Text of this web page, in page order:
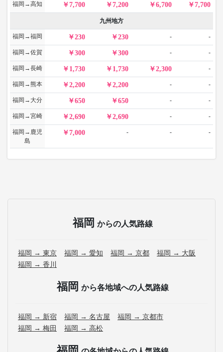
福岡→高知 7,700 7,200 6,700 7,700
九州地方
福岡→福岡 230 230 - -
福岡→佐賀 300 300 - -
福岡→長崎 1,730 1,730 2,300 -
福岡→熊本 2,200 2,200 - -
福岡→大分 650 650 - -
福岡→宮崎 2,690 2,690 - -
福岡→鹿児
島
7,000 - - -
福岡 からの人気路線
福岡 → 東京 福岡 → 愛知 福岡 → 京都
福岡 → 大阪
福岡 → 香川
福岡 から各地域への人気路線
福岡 → 新宿 福岡 → 名古屋
福岡 → 京都市
福岡 → 梅田
福岡 → 高松